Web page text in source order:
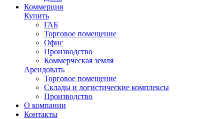
Коммерция
Купить
ГАБ
Торговое помещение
Офис
Производство
Коммерческая земля
Арендовать
Торговое помещение
Склады и логистические комплексы
Производство
О компании
Контакты